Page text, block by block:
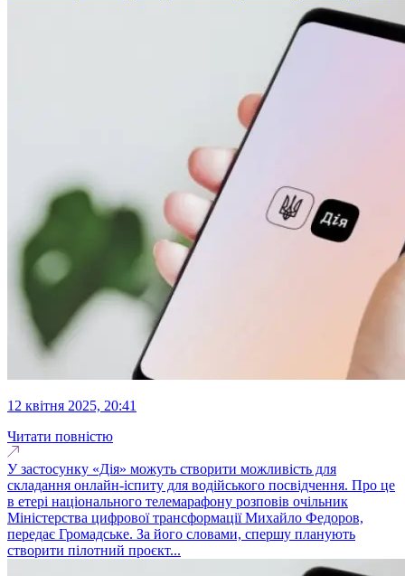
12 квітня 2025, 20:41
Читати повністю
У застосунку «Дія» можуть створити можливість для
складання онлайн-іспиту для водійського посвідчення. Про це
в етері національного телемарафону розповів очільник
Міністерства цифрової трансформації Михайло Федоров,
передає Громадське. За його словами, спершу планують
створити пілотний проєкт...